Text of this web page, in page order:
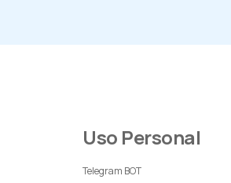
Uso Personal
Telegram BOT